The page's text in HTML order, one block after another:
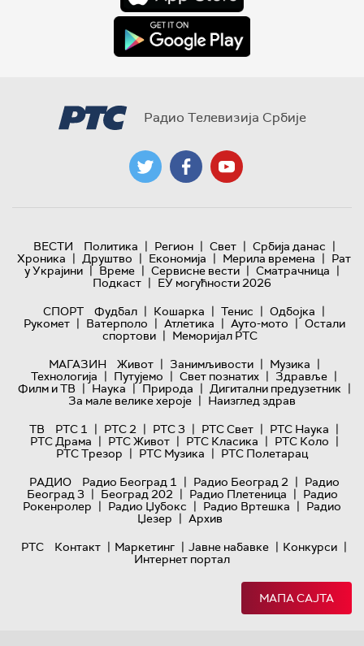
Радио Телевизија Србије
ВЕСТИ Политика | Регион | Свет | Србија данас |
Хроника | Друштво | Економија | Мерила времена | Рат
у Украјини | Време | Сервисне вести | Сматрачница |
Подкаст | ЕУ могућности 2026
СПОРТ
Фудбал | Кошарка | Тенис | Одбојка |
Рукомет | Ватерполо | Атлетика | Ауто-мото | Остали
спортови | Меморијал РТС
МАГАЗИН
Живот | Занимљивости | Музика |
Технологијa | Путујемо | Свет познатих | Здравље |
Филм и ТВ | Наука | Природа | Дигитални предузетник |
За мале велике хероје | Наизглед здрав
ТВ
РТС 1 | РТС 2 | РТС 3 | РТС Свет | РТС Наука |
РТС Драма | РТС Живот | РТС Класика | РТС Коло |
РТС Трезор | РТС Музика | РТС Полетарац
РАДИО
Радио Београд 1 | Радио Београд 2 | Радио
Београд 3 | Београд 202 | Радио Плетеница | Радио
Рокенролер | Радио Џубокс | Радио Вртешка | Радио
Џезер | Архив
РТС
Контакт | Маркетинг | Јавне набавке | Конкурси |
Интернет портал
МАПА САЈТА